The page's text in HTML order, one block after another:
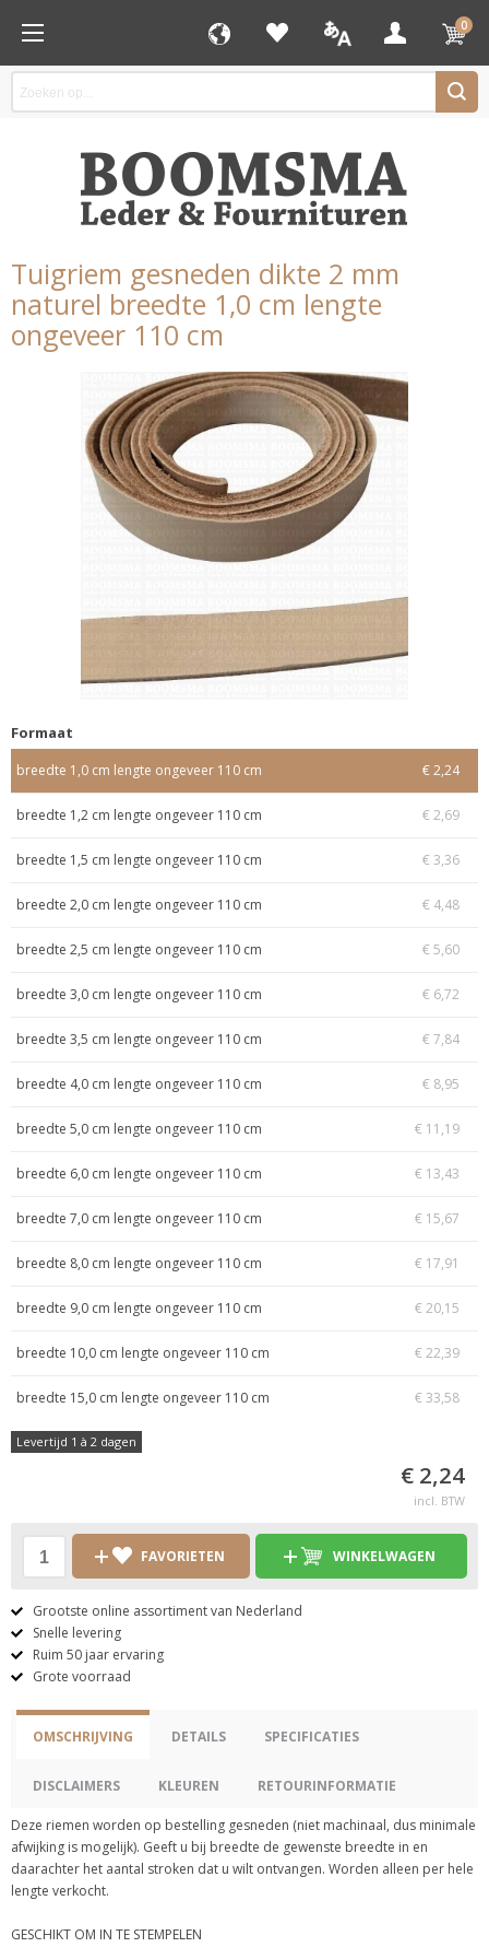
0
Tuigriem gesneden dikte 2 mm
naturel breedte 1,0 cm lengte
ongeveer 110 cm
Formaat
breedte 1,0 cm lengte ongeveer 110 cm € 2,24
breedte 1,2 cm lengte ongeveer 110 cm € 2,69
breedte 1,5 cm lengte ongeveer 110 cm € 3,36
breedte 2,0 cm lengte ongeveer 110 cm € 4,48
breedte 2,5 cm lengte ongeveer 110 cm € 5,60
breedte 3,0 cm lengte ongeveer 110 cm € 6,72
breedte 3,5 cm lengte ongeveer 110 cm € 7,84
breedte 4,0 cm lengte ongeveer 110 cm € 8,95
breedte 5,0 cm lengte ongeveer 110 cm € 11,19
breedte 6,0 cm lengte ongeveer 110 cm € 13,43
breedte 7,0 cm lengte ongeveer 110 cm € 15,67
breedte 8,0 cm lengte ongeveer 110 cm € 17,91
breedte 9,0 cm lengte ongeveer 110 cm € 20,15
breedte 10,0 cm lengte ongeveer 110 cm € 22,39
breedte 15,0 cm lengte ongeveer 110 cm € 33,58
Levertijd 1 à 2 dagen
€ 2,24
incl. BTW
FAVORIETEN WINKELWAGEN
Grootste online assortiment van Nederland
Snelle levering
Ruim 50 jaar ervaring
Grote voorraad
OMSCHRIJVING DETAILS SPECIFICATIES
DISCLAIMERS KLEUREN RETOURINFORMATIE
Deze riemen worden op bestelling gesneden (niet machinaal, dus minimale
afwijking is mogelijk). Geeft u bij breedte de gewenste breedte in en
daarachter het aantal stroken dat u wilt ontvangen. Worden alleen per hele
lengte verkocht.
GESCHIKT OM IN TE STEMPELEN